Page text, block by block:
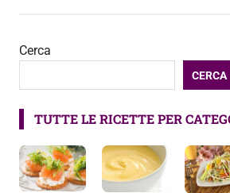
Cerca
CERCA
TUTTE LE RICETTE PER